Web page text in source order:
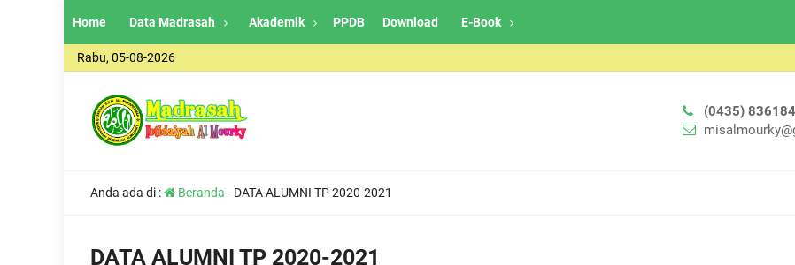
Home Data Madrasah Akademik PPDB Download E-Book
Rabu, 05-08-2026
(0435)
Anda ada di : Beranda - DATA ALUMNI TP 2020-2021
DATA ALUMNI TP 2020-2021